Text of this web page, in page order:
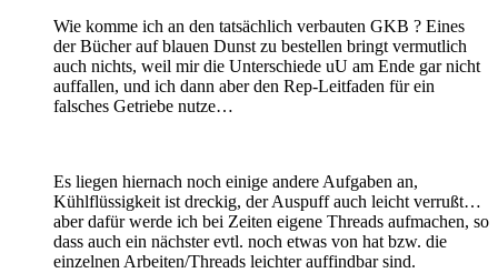
Wie komme ich an den tatsächlich verbauten GKB ? Eines
der Bücher auf blauen Dunst zu bestellen bringt vermutlich
auch nichts, weil mir die Unterschiede uU am Ende gar nicht
auffallen, und ich dann aber den Rep-Leitfaden für ein
falsches Getriebe nutze…
Es liegen hiernach noch einige andere Aufgaben an,
Kühlflüssigkeit ist dreckig, der Auspuff auch leicht verrußt…
aber dafür werde ich bei Zeiten eigene Threads aufmachen, so
dass auch ein nächster evtl. noch etwas von hat bzw. die
einzelnen Arbeiten/Threads leichter auffindbar sind.